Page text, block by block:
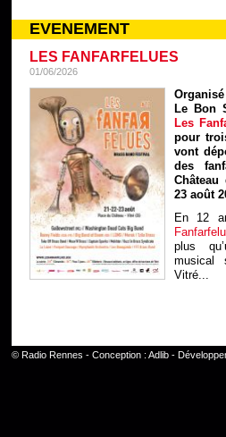
EVENEMENT
LES FANFARFELUES
01/06/2026
Le Bon
Les
pour
vont
des
23 août
En 12
plus
musical
Vitré...
© Radio Rennes - Conception : Adlib-